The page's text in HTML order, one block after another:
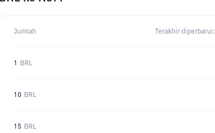
Jumlah Terakhir diperbarui:
1 BRL
10 BRL
15 BRL